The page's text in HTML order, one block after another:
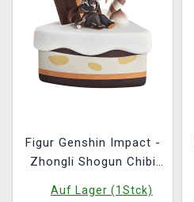
Figur Genshin Impact -
Zhongli Shogun Chibi
Auf Lager (1Stck)